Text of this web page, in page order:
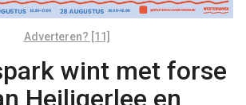
Adverteren? [11]
wint met forse
Heiligerlee en